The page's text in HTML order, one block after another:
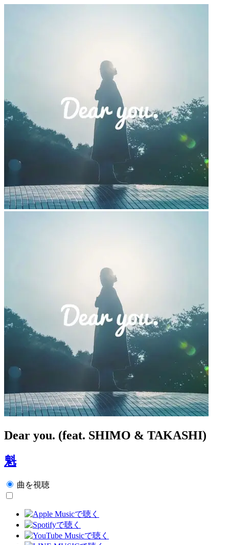
Dear you. (feat. SHIMO & TAKASHI)
魁
曲を視聴